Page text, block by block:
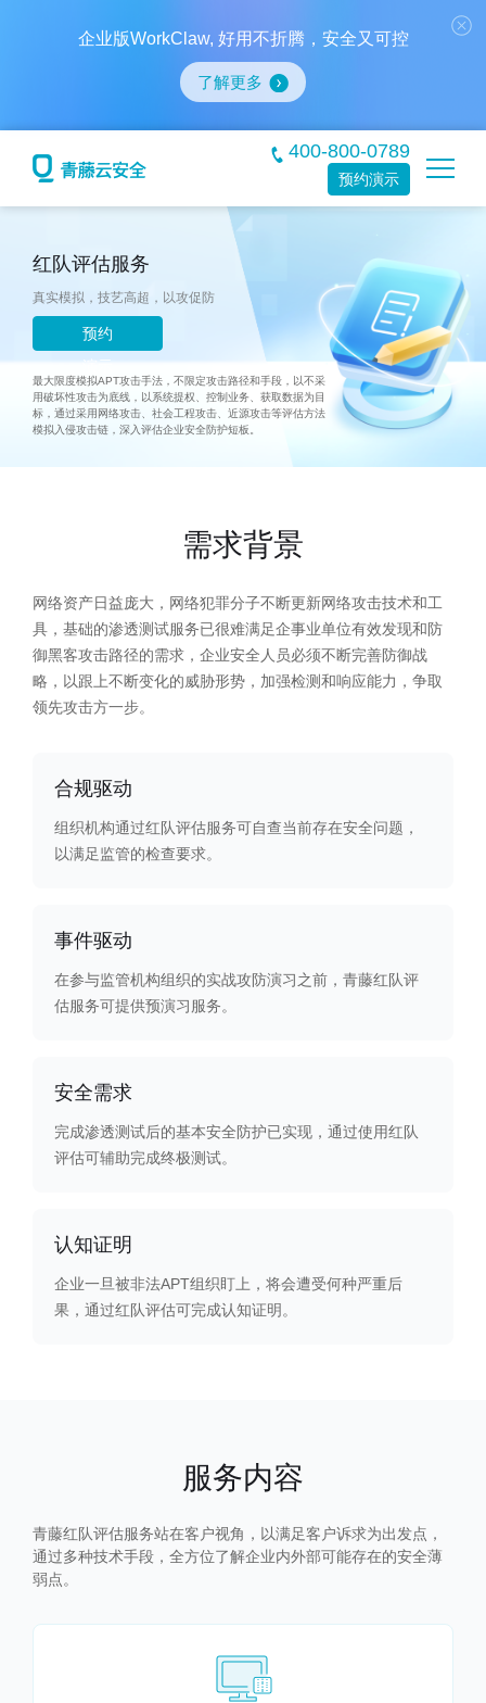
企业版WorkClaw, 好用不折腾，安全又可控
了解更多
400-800-0789
预约演示
红队评估服务
真实模拟，技艺高超，以攻促防
预约
演示
最大限度模拟APT攻击手法，不限定攻击路径和手段，以不采
用破坏性攻击为底线，以系统提权、控制业务、获取数据为目
标，通过采用网络攻击、社会工程攻击、近源攻击等评估方法
模拟入侵攻击链，深入评估企业安全防护短板。
需求背景
网络资产日益庞大，网络犯罪分子不断更新网络攻击技术和工
具，基础的渗透测试服务已很难满足企事业单位有效发现和防
御黑客攻击路径的需求，企业安全人员必须不断完善防御战
略，以跟上不断变化的威胁形势，加强检测和响应能力，争取
领先攻击方一步。
合规驱动
组织机构通过红队评估服务可自查当前存在安全问题，
以满足监管的检查要求。
事件驱动
在参与监管机构组织的实战攻防演习之前，青藤红队评
估服务可提供预演习服务。
安全需求
完成渗透测试后的基本安全防护已实现，通过使用红队
评估可辅助完成终极测试。
认知证明
企业一旦被非法APT组织盯上，将会遭受何种严重后
果，通过红队评估可完成认知证明。
服务内容
青藤红队评估服务站在客户视角，以满足客户诉求为出发点，
通过多种技术手段，全方位了解企业内外部可能存在的安全薄
弱点。